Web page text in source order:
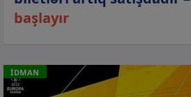
başlayır
İDMAN